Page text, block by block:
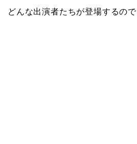
どんな出演者たちが登場するの